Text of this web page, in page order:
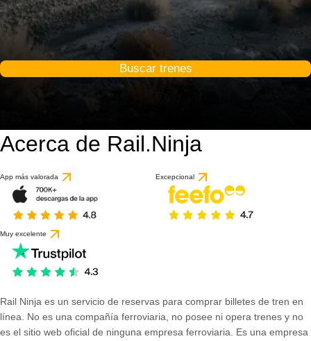
Buscar trenes
Acerca de Rail.Ninja
App más valorada Excepcional
Muy excelente
Rail Ninja es un servicio de reservas para comprar billetes de tren en
línea. No es una compañía ferroviaria, no posee ni opera trenes y no
es el sitio web oficial de ninguna empresa ferroviaria. Es una empresa